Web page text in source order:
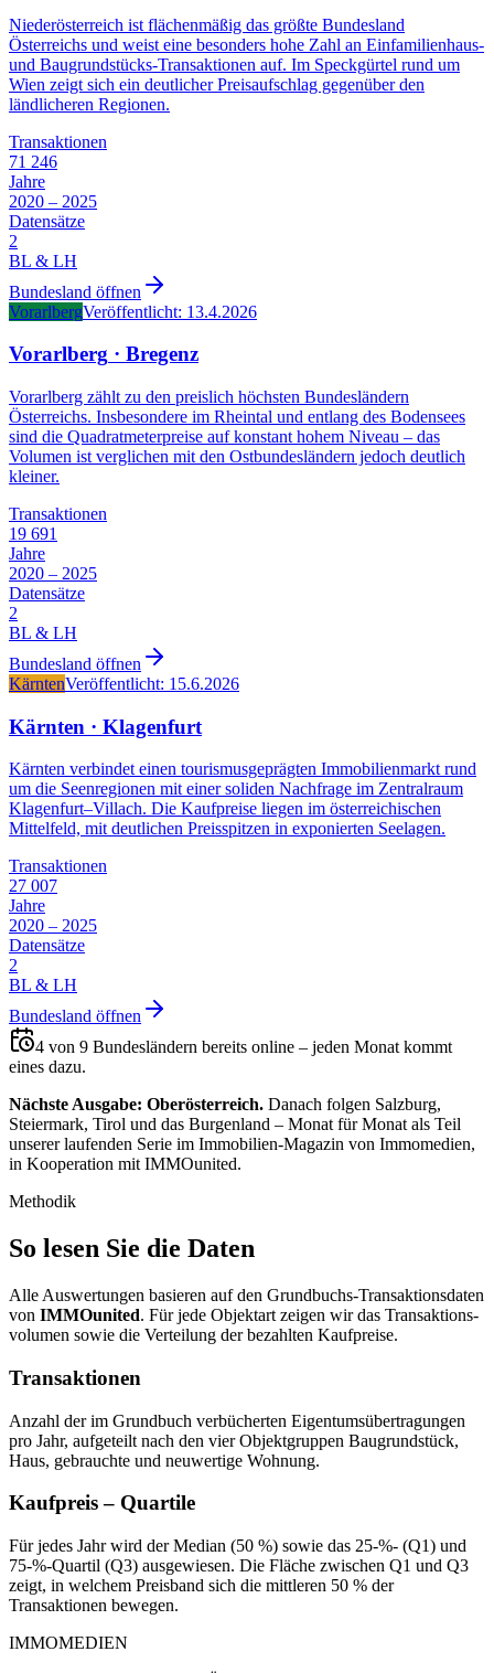
Niederösterreich ist flächenmäßig das größte Bundesland
Österreichs und weist eine besonders hohe Zahl an Einfamilienhaus-
und Baugrundstücks-Transaktionen auf. Im Speckgürtel rund um
Wien zeigt sich ein deutlicher Preisaufschlag gegenüber den
ländlicheren Regionen.
Transaktionen
71 246
Jahre
2020 – 2025
Datensätze
2
BL & LH
Bundesland öffnen
VorarlbergVeröffentlicht: 13.4.2026
Vorarlberg · Bregenz
Vorarlberg zählt zu den preislich höchsten Bundesländern
Österreichs. Insbesondere im Rheintal und entlang des Bodensees
sind die Quadratmeterpreise auf konstant hohem Niveau – das
Volumen ist verglichen mit den Ostbundesländern jedoch deutlich
kleiner.
Transaktionen
19 691
Jahre
2020 – 2025
Datensätze
2
BL & LH
Bundesland öffnen
KärntenVeröffentlicht: 15.6.2026
Kärnten · Klagenfurt
Kärnten verbindet einen tourismusgeprägten Immobilienmarkt rund
um die Seenregionen mit einer soliden Nachfrage im Zentralraum
Klagenfurt–Villach. Die Kaufpreise liegen im österreichischen
Mittelfeld, mit deutlichen Preisspitzen in exponierten Seelagen.
Transaktionen
27 007
Jahre
2020 – 2025
Datensätze
2
BL & LH
Bundesland öffnen
4 von 9 Bundesländern bereits online – jeden Monat kommt
eines dazu.
Nächste Ausgabe: Oberösterreich. Danach folgen Salzburg,
Steiermark, Tirol und das Burgenland – Monat für Monat als Teil
unserer laufenden Serie im Immobilien-Magazin von Immomedien,
in Kooperation mit IMMOunited.
Methodik
So lesen Sie die Daten
Alle Auswertungen basieren auf den Grundbuchs-Transaktionsdaten
von IMMOunited. Für jede Objektart zeigen wir das Trans­aktions­
volumen sowie die Verteilung der bezahlten Kaufpreise.
Transaktionen
Anzahl der im Grundbuch verbücherten Eigentumsübertragungen
pro Jahr, aufgeteilt nach den vier Objektgruppen Baugrundstück,
Haus, gebrauchte und neuwertige Wohnung.
Kaufpreis – Quartile
Für jedes Jahr wird der Median (50 %) sowie das 25-%- (Q1) und
75-%-Quartil (Q3) ausgewiesen. Die Fläche zwischen Q1 und Q3
zeigt, in welchem Preisband sich die mittleren 50 % der
Transaktionen bewegen.
IMMOMEDIEN